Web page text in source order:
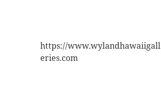
https://www.wylandhawaiigall
eries.com